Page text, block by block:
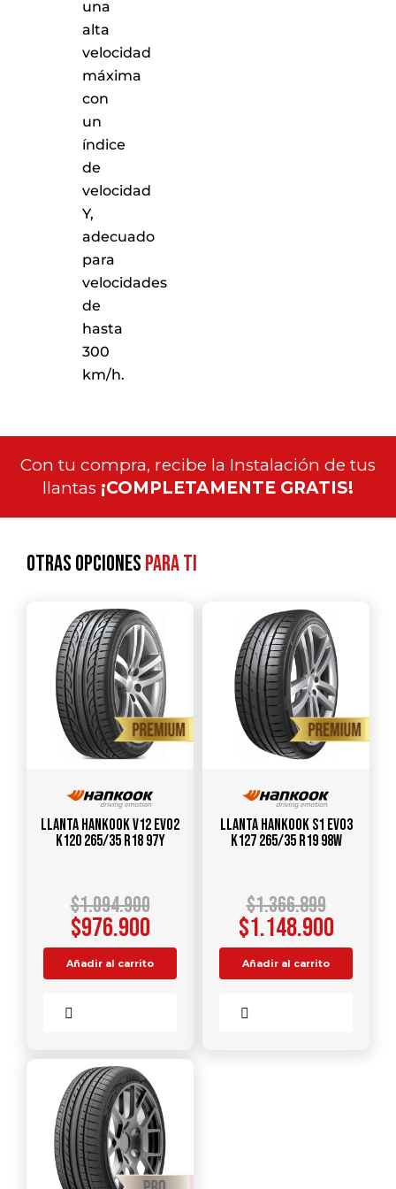
una
alta
velocidad
máxima
con
un
índice
de
velocidad
Y,
adecuado
para
velocidades
de
hasta
300
km/h.
Con tu compra, recibe la Instalación de tus
llantas ¡COMPLETAMENTE GRATIS!
Otras opcionespara ti
Llanta HANKOOK V12 Evo2
K120 265/35 R18 97Y
$1.094.900
$976.900
Añadir al carrito
Llanta HANKOOK S1 Evo3
K127 265/35 R19 98W
$1.366.899
$1.148.900
Añadir al carrito